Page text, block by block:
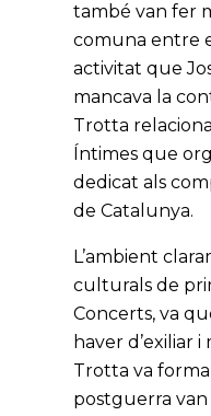
també van fer
comuna entre
activitat que
mancava la
Trotta
Íntimes que
dedicat als
de Catalunya.
L’ambient
culturals de
Concerts, va
haver d’exiliar
Trotta va
postguerra